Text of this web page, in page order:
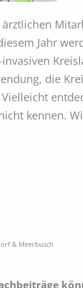
Jahr
die
kennen.
& Meerbusch